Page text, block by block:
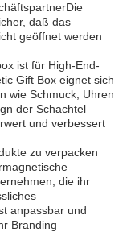
daß das
geöffnet werden
ist für High-End-
Gift Box eignet sich
wie Schmuck, Uhren
der Schachtel
und verbessert
zu verpacken
die ihr
anpassbar und
Branding